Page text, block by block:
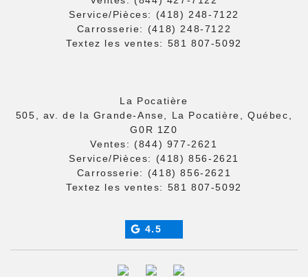
Service/Pièces: (418) 248-7122
Carrosserie: (418) 248-7122
Textez les ventes: 581 807-5092
La Pocatière
505, av. de la Grande-Anse, La Pocatière, Québec,
G0R 1Z0
Ventes: (844) 977-2621
Service/Pièces: (418) 856-2621
Carrosserie: (418) 856-2621
Textez les ventes: 581 807-5092
4.5